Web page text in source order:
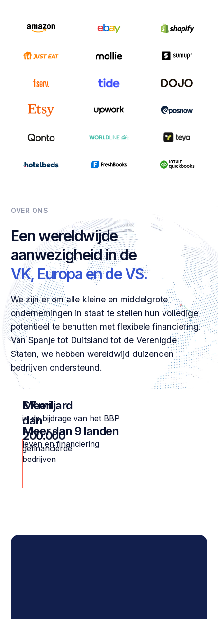
OVER ONS
Een wereldwijde
aanwezigheid in de
VK, Europa en de VS.
We zijn er om alle kleine en middelgrote
ondernemingen in staat te stellen hun volledige
potentieel te benutten met flexibele financiering.
Van Spanje tot Duitsland tot de Verenigde
Staten, we hebben wereldwijd duizenden
bedrijven ondersteund.
Meer
dan
200.000
gefinancierde
bedrijven
£7 miljard
in de bijdrage van het BBP
Meer dan 9 landen
leven en financiering